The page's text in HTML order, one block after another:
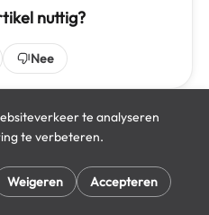
te analyseren
te verbeteren.
Weigeren
Accepteren
nuttig?
Nee